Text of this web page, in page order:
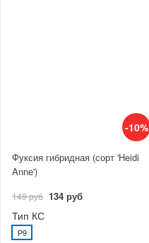
-10%
Фуксия гибридная (сорт 'Heidi
Anne')
149 руб 134 руб
Тип КС
P9